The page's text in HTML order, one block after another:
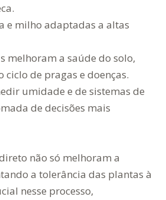
e milho adaptadas a altas
melhoram a saúde do solo,
de pragas e doenças.
umidade e de sistemas de
de decisões mais
não só melhoram a
a tolerância das plantas à
nesse processo,